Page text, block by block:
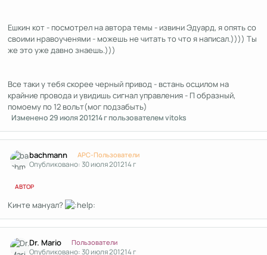
Ешкин кот - посмотрел на автора темы - извини Эдуард, я опять со
своими нравоученями - можешь не читать то что я написал.)))) Ты
же это уже давно знаешь.)))
Все таки у тебя скорее черный привод - встань осцилом на
крайние провода и увидишь сигнал управления - П образный,
помоему по 12 вольт(мог подзабыть)
Изменено29 июля 201214 гпользователем vitoks
bachmann APC-Пользователи
Опубликовано:30 июля 201214 г
АВТОР
Кинте мануал?
Dr. Mario Пользователи
Опубликовано:30 июля 201214 г